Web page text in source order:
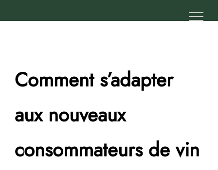
Comment s’adapter
aux nouveaux
consommateurs de vin